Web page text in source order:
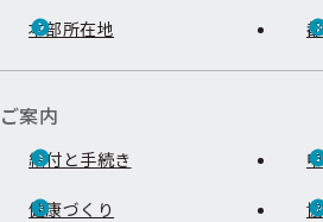
本部所在地
ご案内
給付と手続き
健康づくり